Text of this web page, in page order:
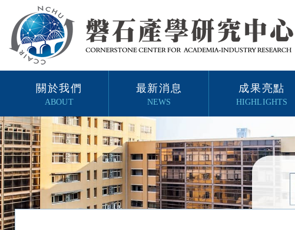
關於我們
ABOUT
最新消息
NEWS
成果亮點
HIGHLIGHTS